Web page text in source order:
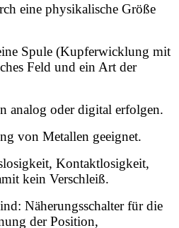
eine physikalische Größe
Spule (Kupferwicklung mit
Feld und ein Art der
analog oder digital erfolgen.
von Metallen geeignet.
Kontaktlosigkeit,
kein Verschleiß.
Näherungsschalter für die
der Position,